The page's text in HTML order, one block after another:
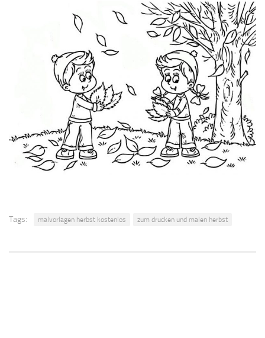
Tags: malvorlagen herbst kostenlos zum drucken und malen herbst